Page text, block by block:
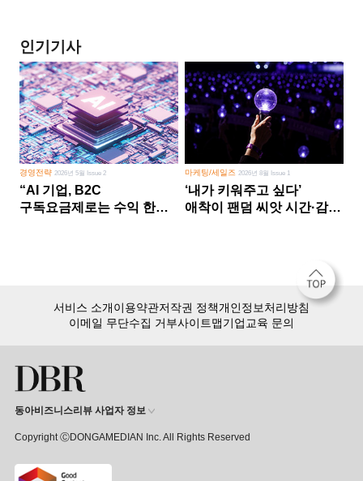
인기기사
경영전략 2026년 5월 Issue 2
“AI 기업, B2C
구독요금제로는 수익 한계
마케팅/세일즈 2026년 8월 Issue 1
‘내가 키워주고 싶다’
애착이 팬덤 씨앗 시간·감정
서비스 소개이용약관저작권 정책개인정보처리방침
이메일 무단수집 거부사이트맵기업교육 문의
동아비즈니스리뷰 사업자 정보
Copyright ⒸDONGAMEDIAN Inc. All Rights Reserved